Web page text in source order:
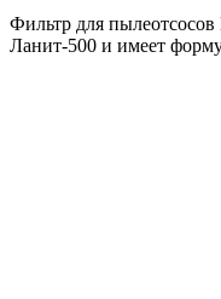
Фильтр для
Ланит-500 и имеет